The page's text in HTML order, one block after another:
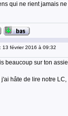
qui ne rient jamais
13 février 2016 à 09:32
beaucoup sur ton
hâte de lire notre LC,